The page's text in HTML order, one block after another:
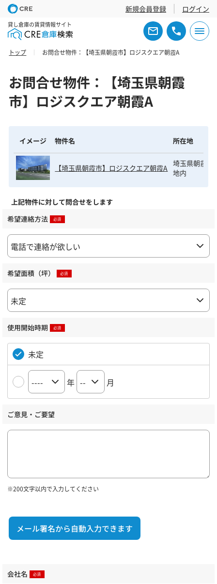
新規会員登録 ログイン
貸し倉庫の賃貸情報サイト
トップ お問合せ物件：【埼玉県朝霞市】ロジスクエア朝霞A
お問合せ物件：【埼玉県朝霞
市】ロジスクエア朝霞A
イメージ 物件名 所在地
【埼玉県朝霞市】ロジスクエア朝霞A
埼玉県朝霞市
地内
上記物件に対して問合せをします
希望連絡方法
希望面積（坪）
使用開始時期
未定
年 月
ご意見・ご要望
※200文字以内で入力してください
メール署名から自動入力できます
会社名